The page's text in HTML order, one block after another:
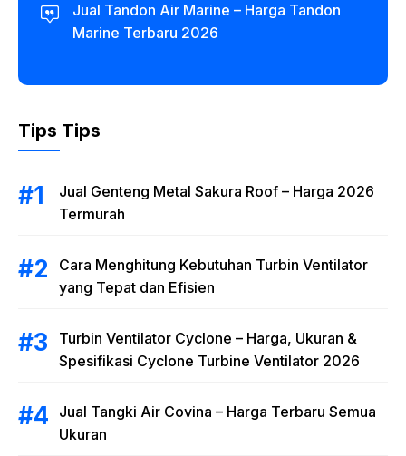
Jual Tandon Air Marine – Harga Tandon
Marine Terbaru 2026
Tips Tips
Jual Genteng Metal Sakura Roof – Harga 2026
Termurah
Cara Menghitung Kebutuhan Turbin Ventilator
yang Tepat dan Efisien
Turbin Ventilator Cyclone – Harga, Ukuran &
Spesifikasi Cyclone Turbine Ventilator 2026
Jual Tangki Air Covina – Harga Terbaru Semua
Ukuran